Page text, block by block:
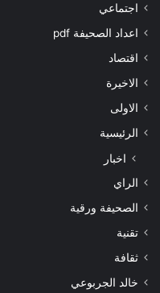
اجتماعي
اعداد الصحيفة pdf
اقتصاد
الاخيرة
الاولى
الرئيسية
اخبار
الراي
الصحيفة ورقية
تقنية
ثقافة
خالد الجربوعي